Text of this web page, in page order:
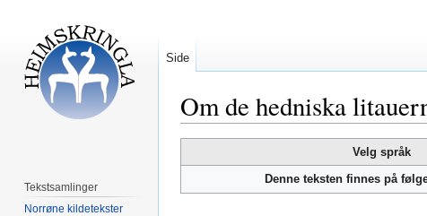
Om de hedniska
til
til
Velg språk
Denne teksten finnes på
Side
Tekstsamlinger
Norrøne kildetekster